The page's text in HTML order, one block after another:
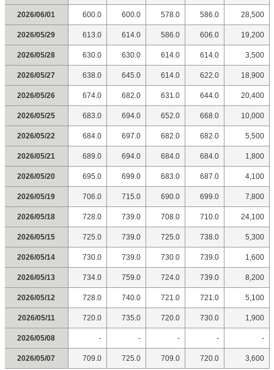
2026/06/01 600.0 600.0 578.0 586.0 28,500
2026/05/29 613.0 614.0 586.0 606.0 19,200
2026/05/28 630.0 630.0 614.0 614.0 3,500
2026/05/27 638.0 645.0 614.0 622.0 18,900
2026/05/26 674.0 682.0 631.0 644.0 20,400
2026/05/25 683.0 694.0 652.0 668.0 10,000
2026/05/22 684.0 697.0 682.0 682.0 5,500
2026/05/21 689.0 694.0 684.0 684.0 1,800
2026/05/20 695.0 699.0 683.0 687.0 4,100
2026/05/19 706.0 715.0 690.0 699.0 7,800
2026/05/18 728.0 739.0 708.0 710.0 24,100
2026/05/15 725.0 739.0 725.0 738.0 5,300
2026/05/14 730.0 739.0 730.0 739.0 1,600
2026/05/13 734.0 759.0 724.0 739.0 8,200
2026/05/12 728.0 740.0 721.0 721.0 5,100
2026/05/11 720.0 735.0 720.0 730.0 1,900
2026/05/08 - - - - -
2026/05/07 709.0 725.0 709.0 720.0 3,600